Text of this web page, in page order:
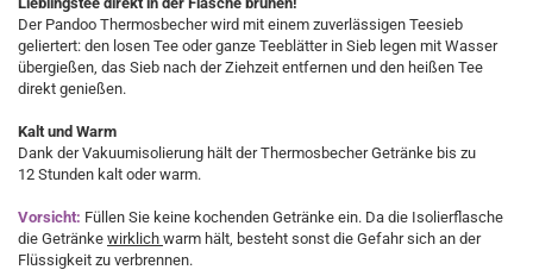
Der Pandoo Thermosbecher wird mit einem zuverlässigen Teesieb
geliertert: den losen Tee oder ganze Teeblätter in Sieb legen mit Wasser
übergießen, das Sieb nach der Ziehzeit entfernen und den heißen Tee
direkt genießen.
Kalt und Warm
Dank der Vakuumisolierung hält der Thermosbecher Getränke bis zu
12 Stunden kalt oder warm.
Vorsicht: Füllen Sie keine kochenden Getränke ein. Da die Isolierflasche
die Getränke wirklich warm hält, besteht sonst die Gefahr sich an der
Flüssigkeit zu verbrennen.